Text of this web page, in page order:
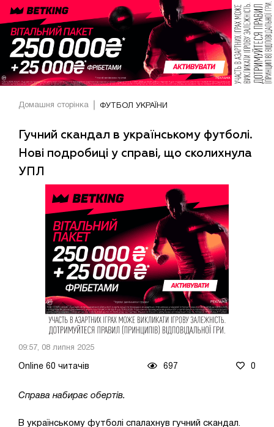
Домашня сторінка ФУТБОЛ УКРАЇНИ
Гучний скандал в українському футболі.
Нові подробиці у справі, що сколихнула
УПЛ
09:57, 08 липня 2025
Online 60 читачів 697 0
Справа набирає обертів.
В українському футболі спалахнув гучний скандал.